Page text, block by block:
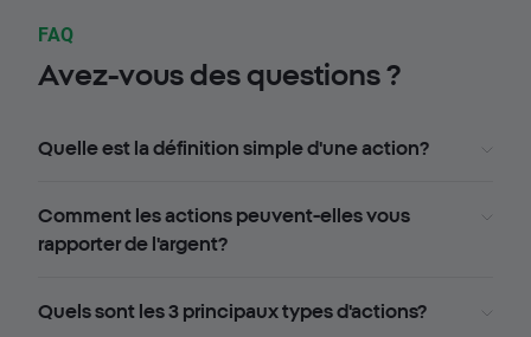
FAQ
Avez-vous des questions ?
Quelle est la définition simple d'une action?
Comment les actions peuvent-elles vous
rapporter de l'argent?
Quels sont les 3 principaux types d'actions?